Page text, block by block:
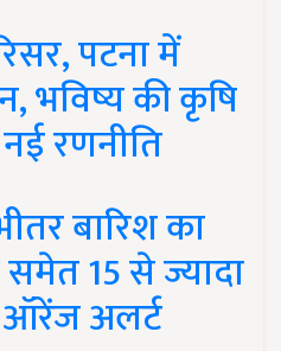
पटना में
भविष्य की कृषि
रणनीति
बारिश का
15 से ज्यादा
ऑरेंज अलर्ट